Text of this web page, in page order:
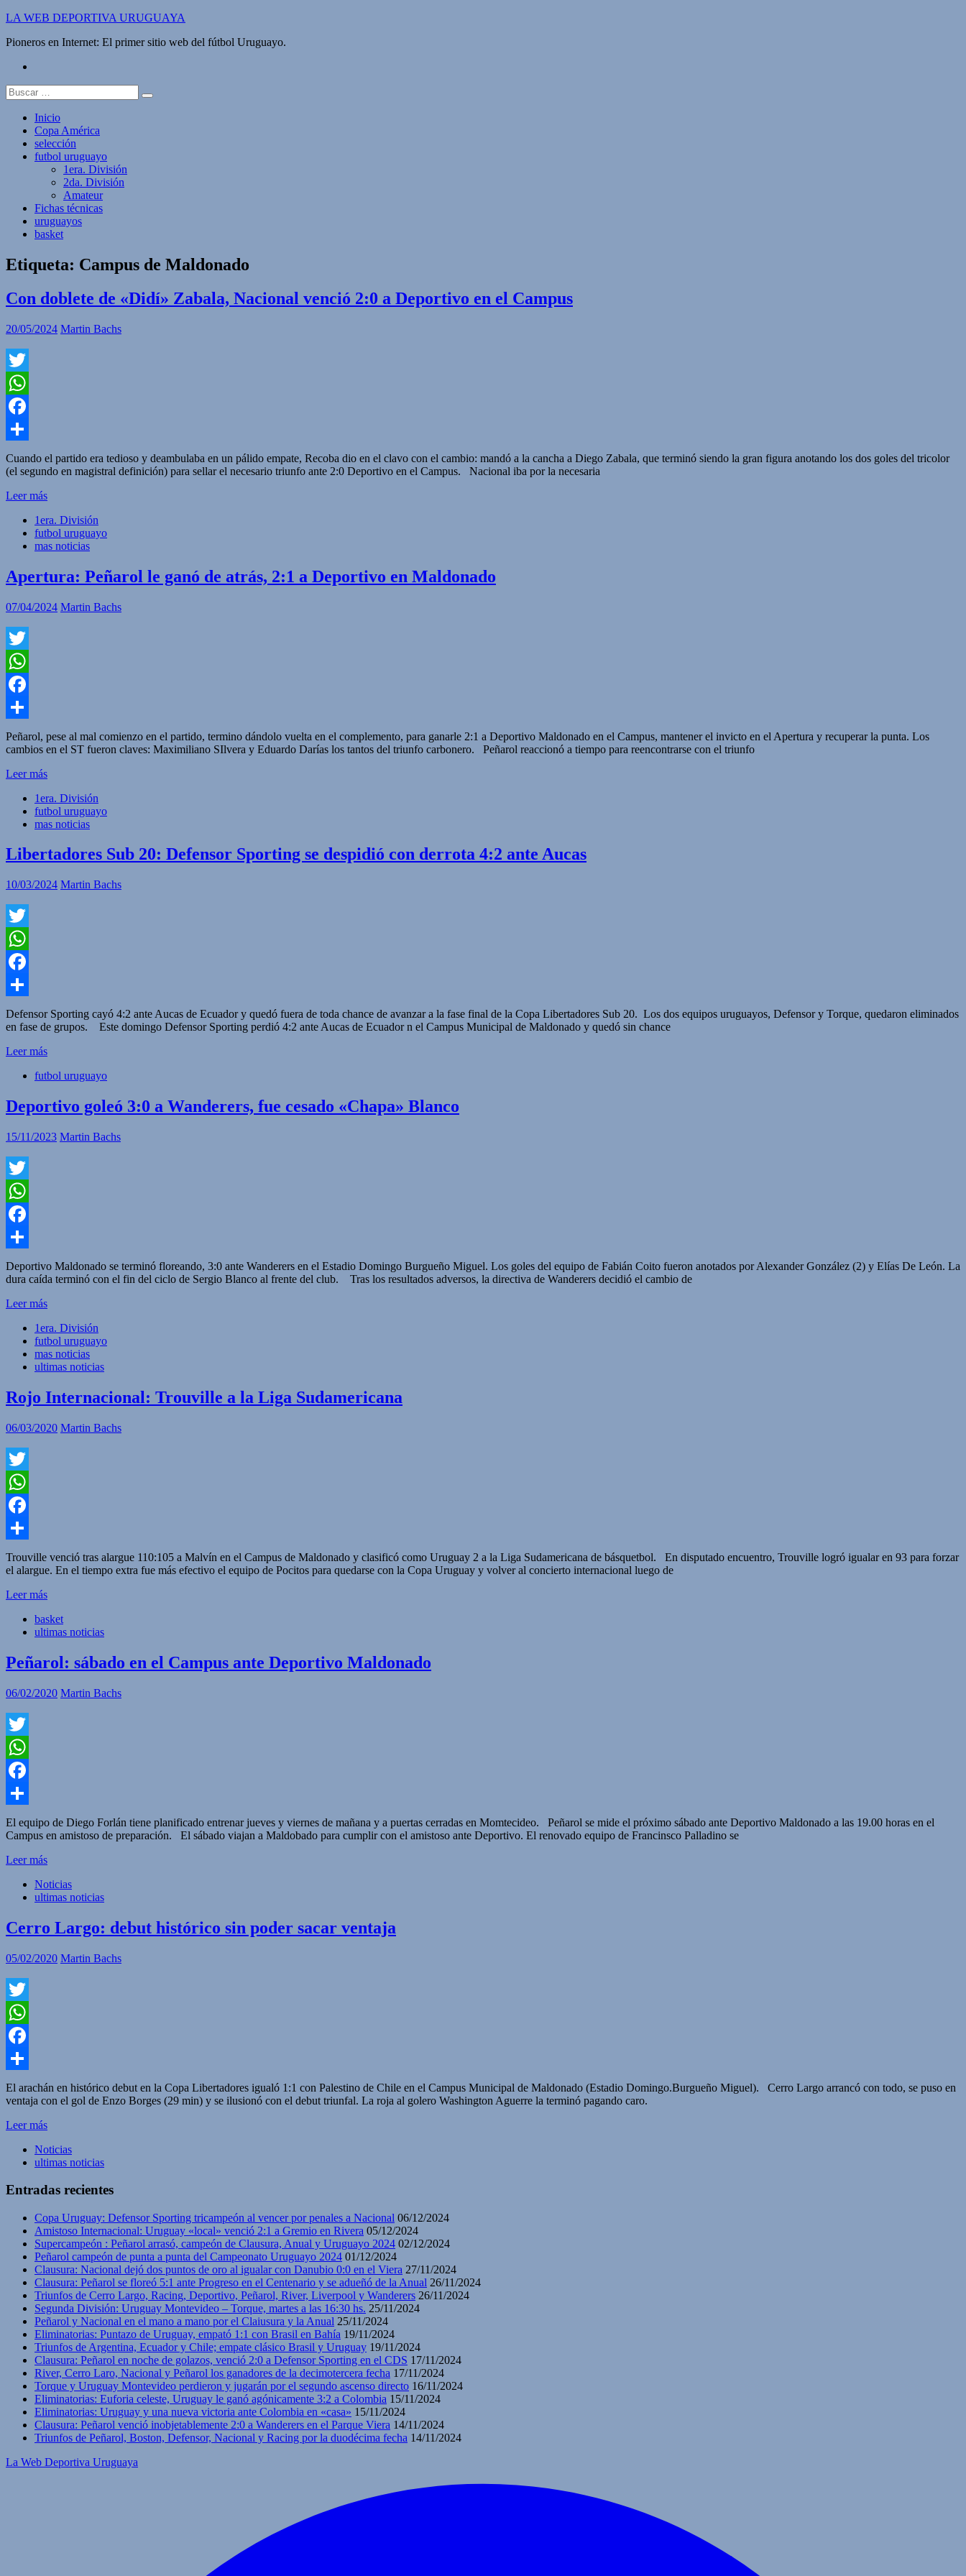
Saltar
contenido
LA WEB DEPORTIVA URUGUAYA
Pioneros en Internet: El primer sitio web del fútbol Uruguayo.
Buscar:
Inicio
Copa América
selección
futbol uruguayo
1era. División
2da. División
Amateur
Fichas técnicas
uruguayos
basket
Etiqueta: Campus de Maldonado
Con doblete de «Didí» Zabala, Nacional venció 2:0 a Deportivo en el Campus
20/05/2024 Martin Bachs
Twitter
WhatsApp
Facebook
Compartir
Cuando el partido era tedioso y deambulaba en un pálido empate, Recoba dio en el clavo con el cambio: mandó a la cancha a Diego Zabala, que terminó siendo la gran figura anotando los dos goles del tricolor
(el segundo en magistral definición) para sellar el necesario triunfo ante 2:0 Deportivo en el Campus. Nacional iba por la necesaria
Leer más
1era. División
futbol uruguayo
mas noticias
Apertura: Peñarol le ganó de atrás, 2:1 a Deportivo en Maldonado
07/04/2024 Martin Bachs
Twitter
WhatsApp
Facebook
Compartir
Peñarol, pese al mal comienzo en el partido, termino dándolo vuelta en el complemento, para ganarle 2:1 a Deportivo Maldonado en el Campus, mantener el invicto en el Apertura y recuperar la punta. Los
cambios en el ST fueron claves: Maximiliano SIlvera y Eduardo Darías los tantos del triunfo carbonero. Peñarol reaccionó a tiempo para reencontrarse con el triunfo
Leer más
1era. División
futbol uruguayo
mas noticias
Libertadores Sub 20: Defensor Sporting se despidió con derrota 4:2 ante Aucas
10/03/2024 Martin Bachs
Twitter
WhatsApp
Facebook
Compartir
Defensor Sporting cayó 4:2 ante Aucas de Ecuador y quedó fuera de toda chance de avanzar a la fase final de la Copa Libertadores Sub 20. Los dos equipos uruguayos, Defensor y Torque, quedaron eliminados
en fase de grupos. Este domingo Defensor Sporting perdió 4:2 ante Aucas de Ecuador n el Campus Municipal de Maldonado y quedó sin chance
Leer más
futbol uruguayo
Deportivo goleó 3:0 a Wanderers, fue cesado «Chapa» Blanco
15/11/2023 Martin Bachs
Twitter
WhatsApp
Facebook
Compartir
Deportivo Maldonado se terminó floreando, 3:0 ante Wanderers en el Estadio Domingo Burgueño Miguel. Los goles del equipo de Fabián Coito fueron anotados por Alexander González (2) y Elías De León. La
dura caída terminó con el fin del ciclo de Sergio Blanco al frente del club. Tras los resultados adversos, la directiva de Wanderers decidió el cambio de
Leer más
1era. División
futbol uruguayo
mas noticias
ultimas noticias
Rojo Internacional: Trouville a la Liga Sudamericana
06/03/2020 Martin Bachs
Twitter
WhatsApp
Facebook
Compartir
Trouville venció tras alargue 110:105 a Malvín en el Campus de Maldonado y clasificó como Uruguay 2 a la Liga Sudamericana de básquetbol. En disputado encuentro, Trouville logró igualar en 93 para forzar
el alargue. En el tiempo extra fue más efectivo el equipo de Pocitos para quedarse con la Copa Uruguay y volver al concierto internacional luego de
Leer más
basket
ultimas noticias
Peñarol: sábado en el Campus ante Deportivo Maldonado
06/02/2020 Martin Bachs
Twitter
WhatsApp
Facebook
Compartir
El equipo de Diego Forlán tiene planificado entrenar jueves y viernes de mañana y a puertas cerradas en Momtecideo. Peñarol se mide el próximo sábado ante Deportivo Maldonado a las 19.00 horas en el
Campus en amistoso de preparación. El sábado viajan a Maldobado para cumplir con el amistoso ante Deportivo. El renovado equipo de Francinsco Palladino se
Leer más
Noticias
ultimas noticias
Cerro Largo: debut histórico sin poder sacar ventaja
05/02/2020 Martin Bachs
Twitter
WhatsApp
Facebook
Compartir
El arachán en histórico debut en la Copa Libertadores igualó 1:1 con Palestino de Chile en el Campus Municipal de Maldonado (Estadio Domingo.Burgueño Miguel). Cerro Largo arrancó con todo, se puso en
ventaja con el gol de Enzo Borges (29 min) y se ilusionó con el debut triunfal. La roja al golero Washington Aguerre la terminó pagando caro.
Leer más
Noticias
ultimas noticias
Entradas recientes
Copa Uruguay: Defensor Sporting tricampeón al vencer por penales a Nacional 06/12/2024
Amistoso Internacional: Uruguay «local» venció 2:1 a Gremio en Rivera 05/12/2024
Supercampeón : Peñarol arrasó, campeón de Clausura, Anual y Uruguayo 2024 02/12/2024
Peñarol campeón de punta a punta del Campeonato Uruguayo 2024 01/12/2024
Clausura: Nacional dejó dos puntos de oro al igualar con Danubio 0:0 en el Viera 27/11/2024
Clausura: Peñarol se floreó 5:1 ante Progreso en el Centenario y se adueñó de la Anual 26/11/2024
Triunfos de Cerro Largo, Racing, Deportivo, Peñarol, River, Liverpool y Wanderers 26/11/2024
Segunda División: Uruguay Montevideo – Torque, martes a las 16:30 hs. 25/11/2024
Peñarol y Nacional en el mano a mano por el Claiusura y la Anual 25/11/2024
Eliminatorias: Puntazo de Uruguay, empató 1:1 con Brasil en Bahía 19/11/2024
Triunfos de Argentina, Ecuador y Chile; empate clásico Brasil y Uruguay 19/11/2024
Clausura: Peñarol en noche de golazos, venció 2:0 a Defensor Sporting en el CDS 17/11/2024
River, Cerro Laro, Nacional y Peñarol los ganadores de la decimotercera fecha 17/11/2024
Torque y Uruguay Montevideo perdieron y jugarán por el segundo ascenso directo 16/11/2024
Eliminatorias: Euforia celeste, Uruguay le ganó agónicamente 3:2 a Colombia 15/11/2024
Eliminatorias: Uruguay y una nueva victoria ante Colombia en «casa» 15/11/2024
Clausura: Peñarol venció inobjetablemente 2:0 a Wanderers en el Parque Viera 14/11/2024
Triunfos de Peñarol, Boston, Defensor, Nacional y Racing por la duodécima fecha 14/11/2024
La Web Deportiva Uruguaya